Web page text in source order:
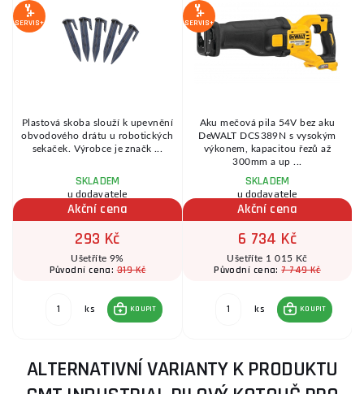
SERVIS+
Plastová skoba slouží k upevnění
obvodového drátu u robotických
sekaček. Výrobce je značk ...
SKLADEM
u dodavatele
Akční cena
293 Kč
Ušetříte 9%
Původní cena:319 Kč
ks KOUPIT
SERVIS+
Aku mečová pila 54V bez aku
DeWALT DCS389N s vysokým
výkonem, kapacitou řezů až
300mm a up ...
SKLADEM
u dodavatele
Akční cena
6 734 Kč
Ušetříte 1 015 Kč
Původní cena:7 749 Kč
ks KOUPIT
ALTERNATIVNÍ VARIANTY K PRODUKTU